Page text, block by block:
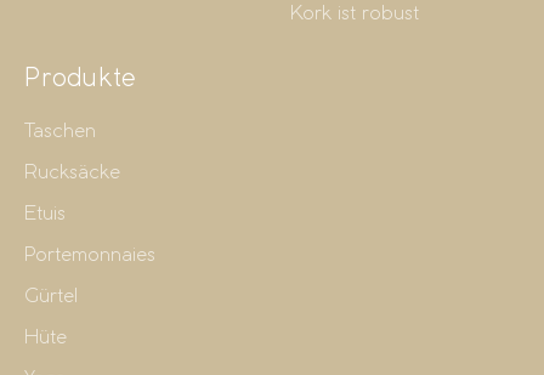
Kork ist robust
Produkte
Taschen
Rucksäcke
Etuis
Portemonnaies
Gürtel
Hüte